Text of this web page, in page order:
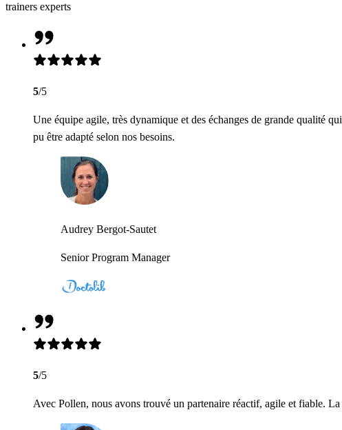
trainers experts
5/5
Une équipe agile, très dynamique et des échanges de grande qualité
pu être adapté selon nos besoins.
Audrey Bergot-Sautet
Senior Program Manager
5/5
Avec Pollen, nous avons trouvé un partenaire réactif, agile et fiable.